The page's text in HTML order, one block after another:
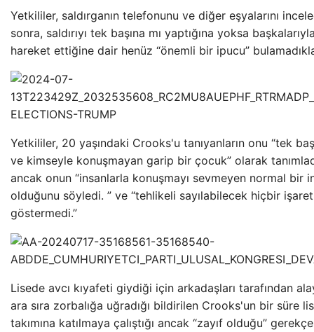
Yetkililer, saldırganın telefonunu ve diğer eşyalarını
sonra, saldırıyı tek başına mı yaptığına yoksa
hareket ettiğine dair henüz “önemli bir ipucu”
Yetkililer, 20 yaşındaki Crooks'u tanıyanların onu “tek
ve kimseyle konuşmayan garip bir çocuk” olarak
ancak onun “insanlarla konuşmayı sevmeyen normal bir
olduğunu söyledi. ” ve “tehlikeli sayılabilecek hiçbir işaret
göstermedi.”
Lisede avcı kıyafeti giydiği için arkadaşları tarafından
ara sıra zorbalığa uğradığı bildirilen Crooks'un bir süre
takımına katılmaya çalıştığı ancak “zayıf olduğu”